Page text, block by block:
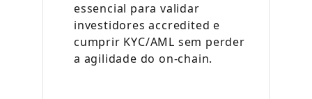
essencial para validar
investidores accredited e
cumprir KYC/AML sem perder
a agilidade do on-chain.